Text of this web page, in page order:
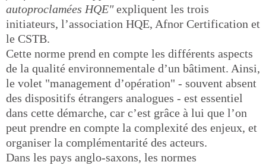
autoproclamées HQE"expliquent les trois
initiateurs, l’association HQE, Afnor Certification et
le CSTB.
Cette norme prend en compte les différents aspects
de la qualité environnementale d’un bâtiment. Ainsi,
le volet "management d’opération" - souvent absent
des dispositifs étrangers analogues - est essentiel
dans cette démarche, car c’est grâce à lui que l’on
peut prendre en compte la complexité des enjeux, et
organiser la complémentarité des acteurs.
Dans les pays anglo-saxons, les normes